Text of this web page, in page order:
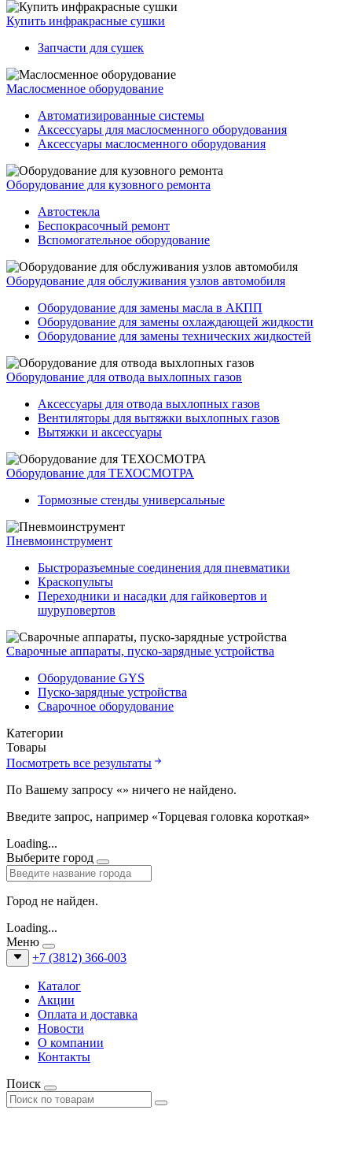
Купить инфракрасные сушки
Запчасти для сушек
Маслосменное оборудование
Автоматизированные системы
Аксессуары для маслосменного оборудования
Аксессуары маслосменного оборудования
Оборудование для кузовного ремонта
Автостекла
Беспокрасочный ремонт
Вспомогательное оборудование
Оборудование для обслуживания узлов автомобиля
Оборудование для замены масла в АКПП
Оборудование для замены охлаждающей жидкости
Оборудование для замены технических жидкостей
Оборудование для отвода выхлопных газов
Аксессуары для отвода выхлопных газов
Вентиляторы для вытяжки выхлопных газов
Вытяжки и аксессуары
Оборудование для ТЕХОСМОТРА
Тормозные стенды универсальные
Пневмоинструмент
Быстроразъемные соединения для пневматики
Краскопульты
Переходники и насадки для гайковертов и
шуруповертов
Сварочные аппараты, пуско-зарядные устройства
Оборудование GYS
Пуско-зарядные устройства
Сварочное оборудование
Категории
Товары
Посмотреть все результаты
По Вашему запросу «» ничего не найдено.
Введите запрос, например «Торцевая головка короткая»
Loading...
Выберите город
Город не найден.
Loading...
Меню
+7 (3812) 366-003
Каталог
Акции
Оплата и доставка
Новости
О компании
Контакты
Поиск